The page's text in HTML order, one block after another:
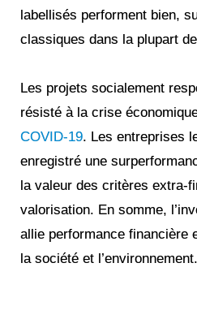
labellisés performent bien,
classiques dans la plupart
Les projets socialement
résisté à la crise
COVID-19. Les entreprises
enregistré une
la valeur des critères extra-
valorisation. En somme,
allie performance financière
la société et l’environnement.